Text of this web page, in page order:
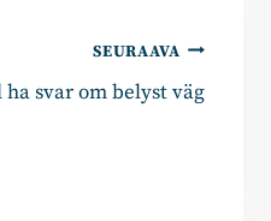
SEURAAVA
svar om belyst väg